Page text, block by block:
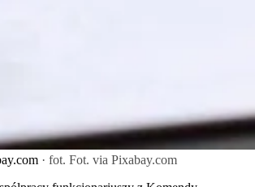
· fot. Fot. via Pixabay.com